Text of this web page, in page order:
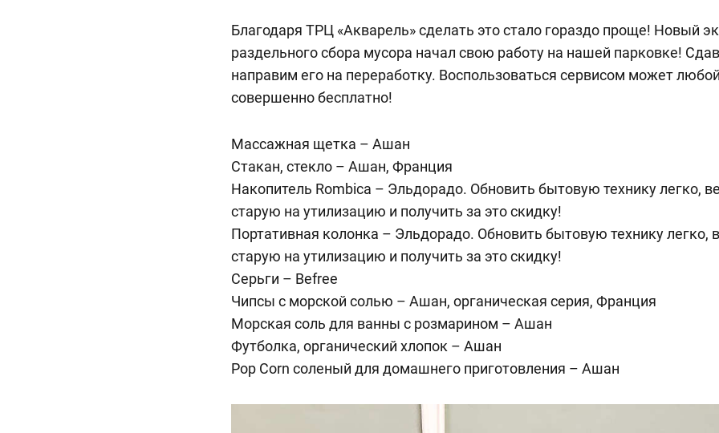
Благодаря ТРЦ «Акварель» сделать это стало гораздо проще! Новый
раздельного сбора мусора начал свою работу на нашей парковке!
направим его на переработку. Воспользоваться сервисом может
совершенно бесплатно!
Массажная щетка – Ашан
Стакан, стекло – Ашан, Франция
Накопитель Rombica – Эльдорадо. Обновить бытовую технику легко,
старую на утилизацию и получить за это скидку!
Портативная колонка – Эльдорадо. Обновить бытовую технику легко,
старую на утилизацию и получить за это скидку!
Серьги – Befree
Чипсы с морской солью – Ашан, органическая серия, Франция
Морская соль для ванны с розмарином – Ашан
Футболка, органический хлопок – Ашан
Pop Corn соленый для домашнего приготовления – Ашан